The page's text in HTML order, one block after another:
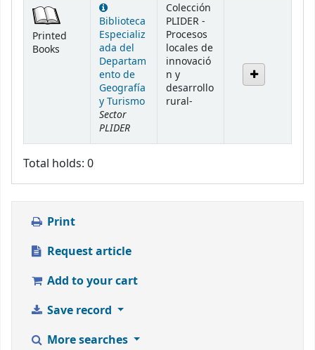
Printed
Books
Biblioteca
Especializ
ada del
Departam
ento de
Geografía
y Turismo
Sector
PLIDER
Colección
PLIDER -
Procesos
locales de
innovació
n y
desarrollo
rural-
Total holds: 0
Print
Request article
Add to your cart
Save record
More searches